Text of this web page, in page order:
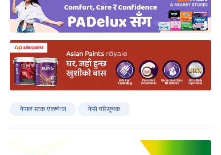
नेपाल स्टक एक्स्चेन्ज नेप्से परिसूचक